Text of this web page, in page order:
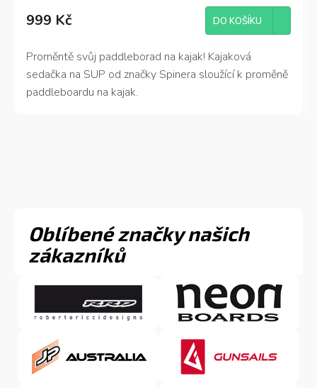
999 Kč DO KOŠÍKU
Proměntě svůj paddleborad na kajak! Kajaková
sedačka na SUP od značky Spinera sloužící k proměně
paddleboardu na kajak.
Oblíbené značky našich
zákazníků